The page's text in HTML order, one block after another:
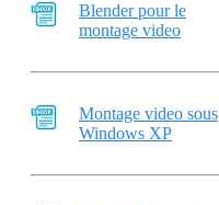
Blender pour le
montage video
Montage video sous
Windows XP